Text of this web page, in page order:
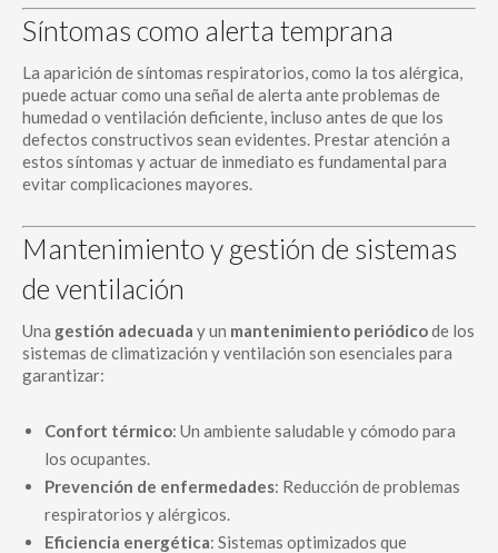
Síntomas como alerta temprana
La aparición de síntomas respiratorios, como la tos alérgica,
puede actuar como una señal de alerta ante problemas de
humedad o ventilación deficiente, incluso antes de que los
defectos constructivos sean evidentes. Prestar atención a
estos síntomas y actuar de inmediato es fundamental para
evitar complicaciones mayores.
Mantenimiento y gestión de sistemas
de ventilación
Una gestión adecuada y un mantenimiento periódicode los
sistemas de climatización y ventilación son esenciales para
garantizar:
Confort térmico: Un ambiente saludable y cómodo para
los ocupantes.
Prevención de enfermedades: Reducción de problemas
respiratorios y alérgicos.
Eficiencia energética: Sistemas optimizados que